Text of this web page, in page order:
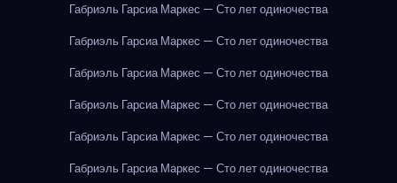
Габриэль Гарсиа Маркес — Сто лет одиночества
Габриэль Гарсиа Маркес — Сто лет одиночества
Габриэль Гарсиа Маркес — Сто лет одиночества
Габриэль Гарсиа Маркес — Сто лет одиночества
Габриэль Гарсиа Маркес — Сто лет одиночества
Габриэль Гарсиа Маркес — Сто лет одиночества